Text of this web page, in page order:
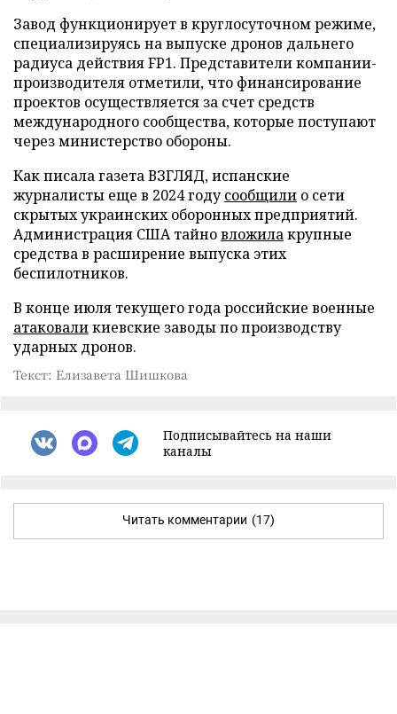
Завод функционирует в круглосуточном режиме,
специализируясь на выпуске дронов дальнего
радиуса действия FP1. Представители компании-
производителя отметили, что финансирование
проектов осуществляется за счет средств
международного сообщества, которые поступают
через министерство обороны.
Как писала газета ВЗГЛЯД, испанские
журналисты еще в 2024 годусообщили о сети
скрытых украинских оборонных предприятий.
Администрация США тайновложилакрупные
средства в расширение выпуска этих
беспилотников.
В конце июля текущего года российские военные
атаковаликиевские заводы по производству
ударных дронов.
Текст: Елизавета Шишкова
Подписывайтесь на наши
каналы
Читать комментарии (17)